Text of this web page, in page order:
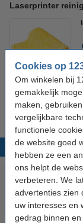
Cookies op
Om winkelen bij
gemakkelijk
maken,
vergelijkbare
functionele
de website goed
hebben ze een
ons helpt de
verbeteren. We
advertenties zien
uw interesses en
gedrag binnen
Laserprinter